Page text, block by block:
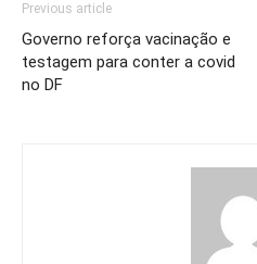
Previous article
Governo reforça vacinação e
testagem para conter a covid
no DF